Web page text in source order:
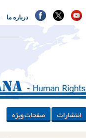
درباره ما
انتشارات صفحات ویژه